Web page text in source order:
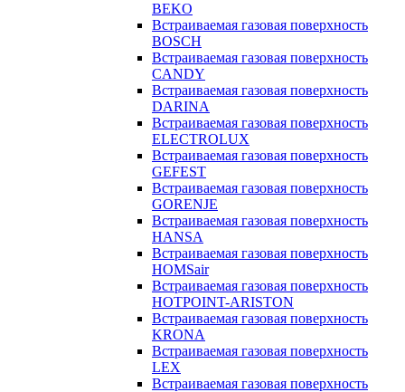
BEKO
Встраиваемая газовая поверхность
BOSCH
Встраиваемая газовая поверхность
CANDY
Встраиваемая газовая поверхность
DARINA
Встраиваемая газовая поверхность
ELECTROLUX
Встраиваемая газовая поверхность
GEFEST
Встраиваемая газовая поверхность
GORENJE
Встраиваемая газовая поверхность
HANSA
Встраиваемая газовая поверхность
HOMSair
Встраиваемая газовая поверхность
HOTPOINT-ARISTON
Встраиваемая газовая поверхность
KRONA
Встраиваемая газовая поверхность
LEX
Встраиваемая газовая поверхность